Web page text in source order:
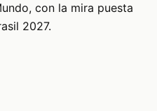
con la mira puesta
2027.